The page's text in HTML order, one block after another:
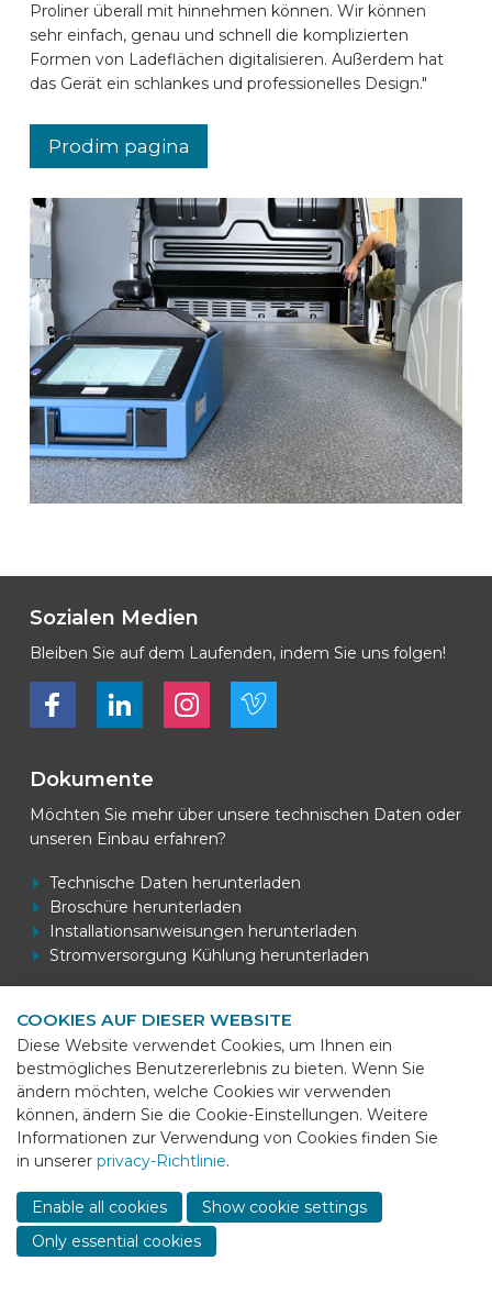
Proliner überall mit hinnehmen können. Wir können
sehr einfach, genau und schnell die komplizierten
Formen von Ladeflächen digitalisieren. Außerdem hat
das Gerät ein schlankes und professionelles Design."
Prodim pagina
Sozialen Medien
Bleiben Sie auf dem Laufenden, indem Sie uns folgen!
Bekijk ons op FacebookBekijk ons op LinkedInBekijk ons op LinkedInBekijk ons op Vimeo
Dokumente
Möchten Sie mehr über unsere technischen Daten oder
unseren Einbau erfahren?
Technische Daten herunterladen
Broschüre herunterladen
Installationsanweisungen herunterladen
Stromversorgung Kühlung herunterladen
Kontaktdaten
BEKS Systems
Meerheide 58
5521 DZ Eersel
Telefon+31 (0)85 - 064 58 92
E-mailinfo@beks-systems.com
© 2026 - BEKS Systems
COOKIES AUF DIESER WEBSITE
Diese Website verwendet Cookies, um Ihnen ein
bestmögliches Benutzererlebnis zu bieten. Wenn Sie
ändern möchten, welche Cookies wir verwenden
können, ändern Sie die Cookie-Einstellungen. Weitere
Informationen zur Verwendung von Cookies finden Sie
in unserer privacy-Richtlinie.
Enable all cookies
Show cookie settings
Only essential cookies